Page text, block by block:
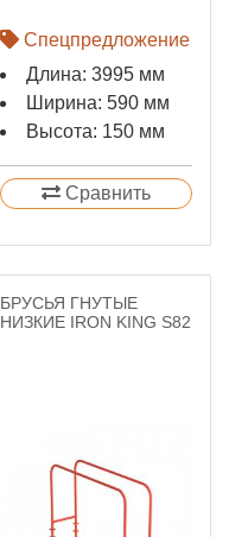
Спецпредложение
Длина: 3995 мм
Ширина: 590 мм
Высота: 150 мм
Сравнить
БРУСЬЯ ГНУТЫЕ
НИЗКИЕ IRON KING S82